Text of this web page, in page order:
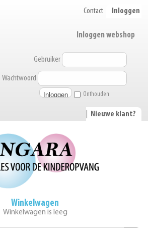
Contact Inloggen
Inloggen webshop
Gebruiker
Wachtwoord
Onthouden
Nieuwe klant?
Winkelwagen
Winkelwagen is leeg